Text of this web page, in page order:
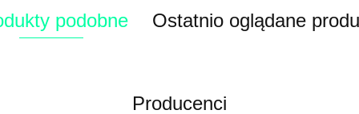
podobne Ostatnio oglądane
Producenci